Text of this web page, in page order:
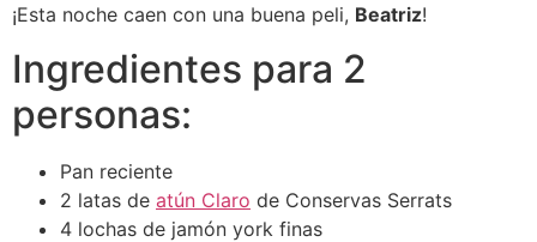
¡Esta noche caen con una buena peli, Beatriz!
Ingredientes para 2
personas:
Pan reciente
2 latas de atún Claro de Conservas Serrats
4 lochas de jamón york finas